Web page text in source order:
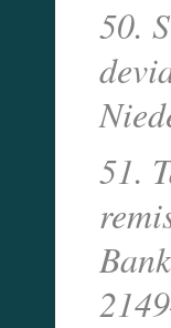
50.
51.